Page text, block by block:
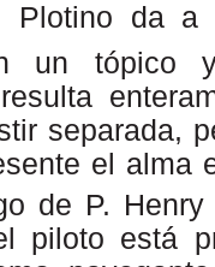
Plotino da
un tópico
separada,
el alma
de P.
piloto está